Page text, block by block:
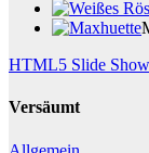
HTML5 Slide Show
Versäumt